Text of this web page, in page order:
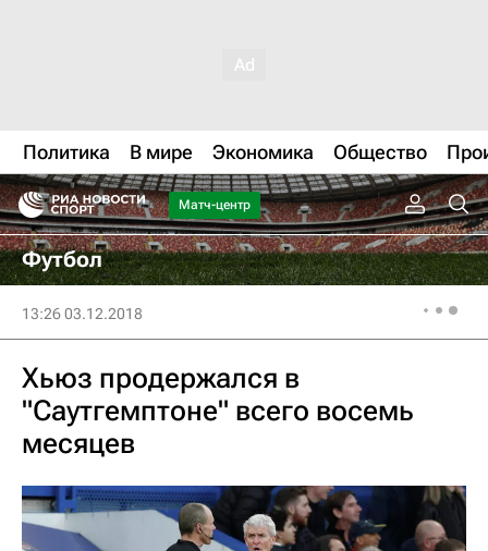
Политика В мире Экономика Общество
Матч-центр
Футбол
13:26 03.12.2018
Хьюз продержался в
"Саутгемптоне" всего восемь
месяцев